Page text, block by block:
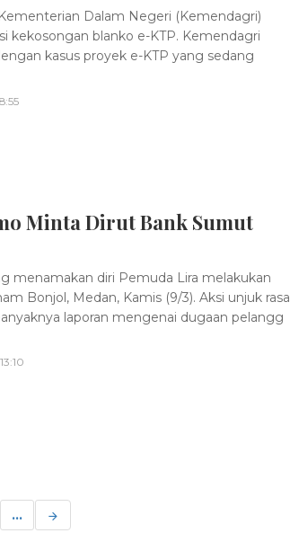
Dalam Negeri (Kemendagri)
kekosongan blanko e-KTP. Kemendagri
kasus proyek e-KTP yang sedang
Minta Dirut Bank Sumut
menamakan diri Pemuda Lira melakukan
Bonjol, Medan, Kamis (9/3). Aksi unjuk rasa
laporan mengenai dugaan pelangg
...